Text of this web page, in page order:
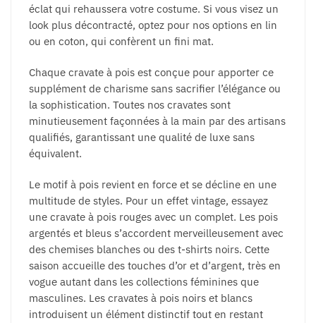
éclat qui rehaussera votre costume. Si vous visez un
look plus décontracté, optez pour nos options en lin
ou en coton, qui confèrent un fini mat.
Chaque cravate à pois est conçue pour apporter ce
supplément de charisme sans sacrifier l’élégance ou
la sophistication. Toutes nos cravates sont
minutieusement façonnées à la main par des artisans
qualifiés, garantissant une qualité de luxe sans
équivalent.
Le motif à pois revient en force et se décline en une
multitude de styles. Pour un effet vintage, essayez
une cravate à pois rouges avec un complet. Les pois
argentés et bleus s’accordent merveilleusement avec
des chemises blanches ou des t-shirts noirs. Cette
saison accueille des touches d’or et d’argent, très en
vogue autant dans les collections féminines que
masculines. Les cravates à pois noirs et blancs
introduisent un élément distinctif tout en restant